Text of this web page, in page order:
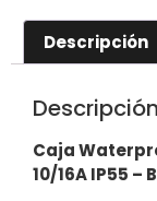
Descripción
Descripción
Caja
10/16A IP55 –